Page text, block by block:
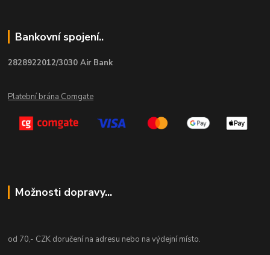
Bankovní spojení..
2828922012/3030 Air Bank
Platební brána Comgate
Možnosti dopravy...
od 70,- CZK doručení na adresu nebo na výdejní místo.